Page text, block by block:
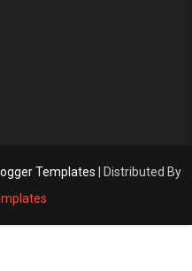
Templates | Distributed By